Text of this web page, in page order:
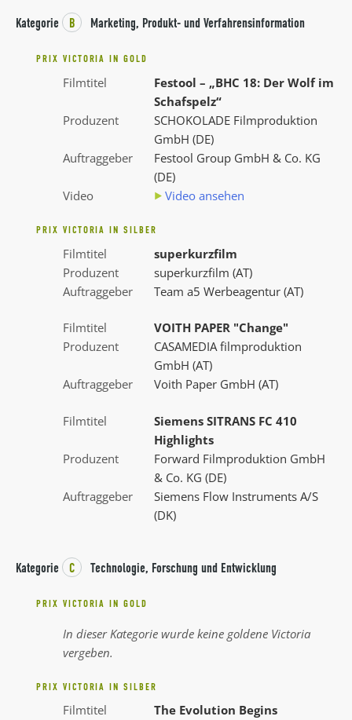
Kategorie B Marketing, Produkt- und Verfahrensinformation
PRIX VICTORIA IN GOLD
Filmtitel
Festool – „BHC 18: Der Wolf im
Schafspelz“
Produzent
SCHOKOLADE Filmproduktion
GmbH (DE)
Auftraggeber
Festool Group GmbH & Co. KG
(DE)
Video
Video ansehen
PRIX VICTORIA IN SILBER
Filmtitel
superkurzfilm
Produzent
superkurzfilm (AT)
Auftraggeber
Team a5 Werbeagentur (AT)
Filmtitel
VOITH PAPER "Change"
Produzent
CASAMEDIA filmproduktion
GmbH (AT)
Auftraggeber
Voith Paper GmbH (AT)
Filmtitel
Siemens SITRANS FC 410
Highlights
Produzent
Forward Filmproduktion GmbH
& Co. KG (DE)
Auftraggeber
Siemens Flow Instruments A/S
(DK)
Kategorie C Technologie, Forschung und Entwicklung
PRIX VICTORIA IN GOLD
In dieser Kategorie wurde keine goldene Victoria
vergeben.
PRIX VICTORIA IN SILBER
Filmtitel
The Evolution Begins